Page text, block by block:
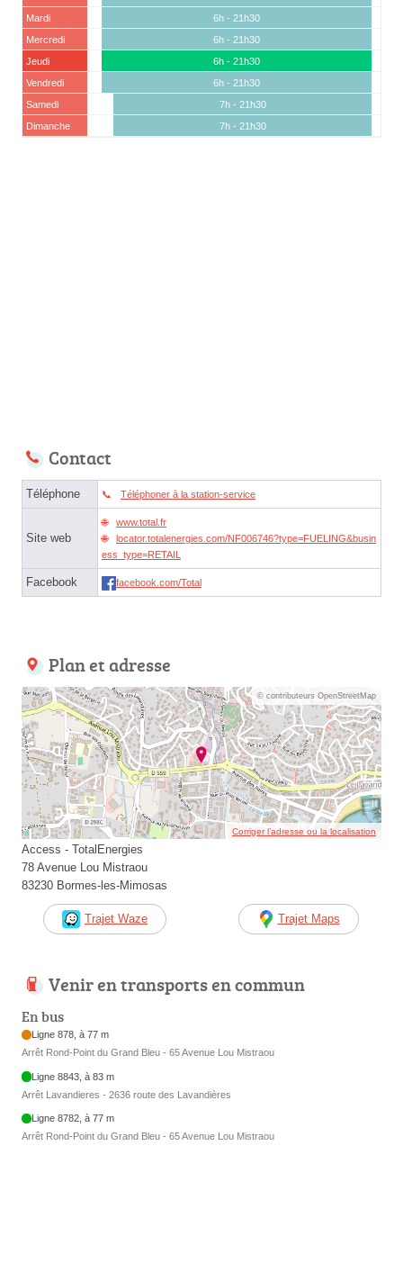
Mardi
6h - 21h30
Mercredi
6h - 21h30
Jeudi
6h - 21h30
Vendredi
6h - 21h30
Samedi
7h - 21h30
Dimanche
7h - 21h30
Contact
Téléphone Téléphoner à la station-service
Site web
www.total.fr
locator.totalenergies.com/NF006746?type=FUELING&busin
ess_type=RETAIL
Facebook facebook.com/Total
Plan et adresse
© contributeurs OpenStreetMap
Corriger l’adresse ou la localisation
Access - TotalEnergies
78 Avenue Lou Mistraou
83230 Bormes-les-Mimosas
Trajet Waze Trajet Maps
Venir en transports en commun
En bus
Ligne 878, à 77 m
Arrêt Rond-Point du Grand Bleu - 65 Avenue Lou Mistraou
Ligne 8843, à 83 m
Arrêt Lavandieres - 2636 route des Lavandières
Ligne 8782, à 77 m
Arrêt Rond-Point du Grand Bleu - 65 Avenue Lou Mistraou